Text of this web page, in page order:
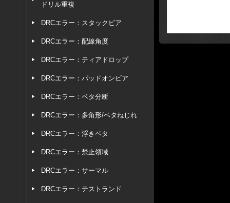
ドリル重複
DRCエラー：スタックビア
DRCエラー：配線角度
DRCエラー：ティアドロップ
DRCエラー：パッドオンビア
DRCエラー：ベタ分断
DRCエラー：多角形/ベタねじれ
DRCエラー：浮きベタ
DRCエラー：禁止領域
DRCエラー：サーマル
DRCエラー：テストランド